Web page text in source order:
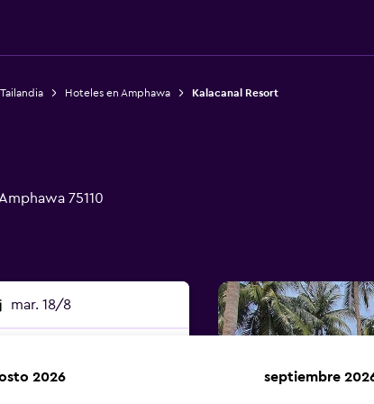
Hoteles en Amphawa Kalacanal Resort
75110
mar. 18/8
2026 septiembre